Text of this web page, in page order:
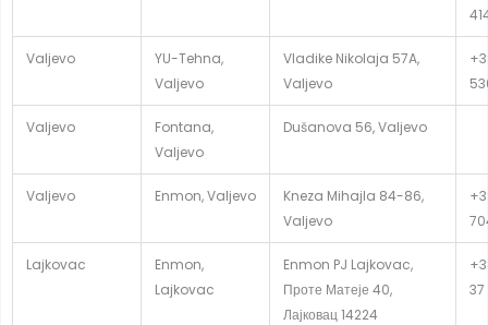
Valjevo
YU-Tehna,
Valjevo
Vladike Nikolaja 57A,
Valjevo
Valjevo
Fontana,
Valjevo
Dušanova 56, Valjevo
Valjevo Enmon, Valjevo
Kneza Mihajla 84-86,
Valjevo
Lajkovac
Enmon,
Lajkovac
Enmon PJ Lajkovac,
Проте Матеје 40,
Лајковац 14224
37